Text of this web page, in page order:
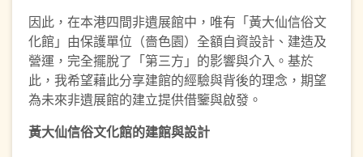
因此，在本港四間非遺展館中，唯有「黃大仙信俗文
化館」由保護單位（嗇色園）全額自資設計、建造及
營運，完全擺脫了「第三方」的影響與介入。基於
此，我希望藉此分享建館的經驗與背後的理念，期望
為未來非遺展館的建立提供借鑒與啟發。
黃大仙信俗文化館的建館與設計